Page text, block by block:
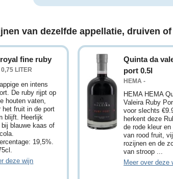
van dezelfde appellatie, druiven
fine ruby
LITER
en intens
De ruby rijpt op
houten vaten,
het fruit in de port
blijft. Heerlijk
blauwe kaas of
19,5%.
deze wijn
Quinta da
port 0.5l
HEMA -
HEMA HEMA
Valeira Ruby
voor slechts
herkent deze
de rode kleur en
van rood fruit,
rozijnen en de
van stroop ...
Meer over deze